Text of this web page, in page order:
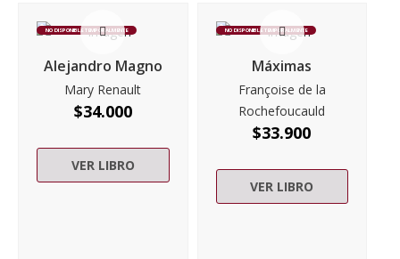
NO DISPONIBLE TEMPORALMENTE
Alejandro Magno
Mary Renault
$34.000
VER LIBRO
NO DISPONIBLE TEMPORALMENTE
Máximas
Françoise de la
Rochefoucauld
$33.900
VER LIBRO